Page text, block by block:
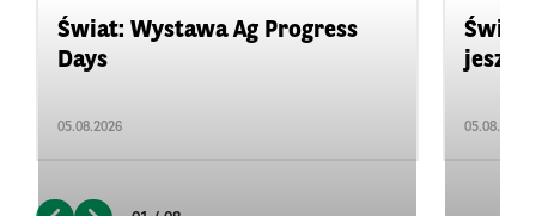
Świat: Wystawa Ag Progress
Days
05.08.2026
Świat:
05.08.2026